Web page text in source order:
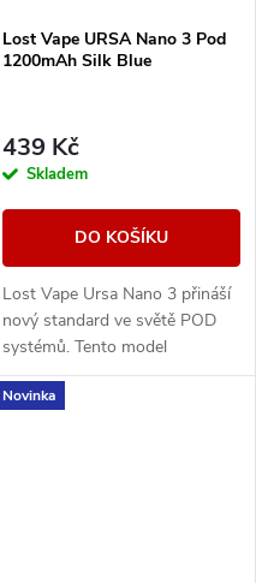
Lost Vape URSA Nano 3 Pod
1200mAh Silk Blue
439 Kč
Skladem
DO KOŠÍKU
Lost Vape Ursa Nano 3 přináší
nový standard ve světě POD
systémů. Tento model
kombinuje elegantní design s
precizním zpracováním a
Novinka